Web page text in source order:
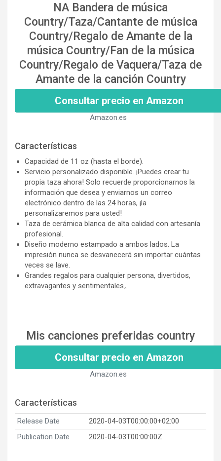
NA Bandera de música
Country/Taza/Cantante de música
Country/Regalo de Amante de la
música Country/Fan de la música
Country/Regalo de Vaquera/Taza de
Amante de la canción Country
Consultar precio en Amazon
Amazon.es
Características
Capacidad de 11 oz (hasta el borde).
Servicio personalizado disponible. ¡Puedes crear tu
propia taza ahora! Solo recuerde proporcionarnos la
información que desea y enviarnos un correo
electrónico dentro de las 24 horas, ¡la
personalizaremos para usted!
Taza de cerámica blanca de alta calidad con artesanía
profesional.
Diseño moderno estampado a ambos lados. La
impresión nunca se desvanecerá sin importar cuántas
veces se lave.
Grandes regalos para cualquier persona, divertidos,
extravagantes y sentimentales。
Mis canciones preferidas country
Consultar precio en Amazon
Amazon.es
Características
Release Date
2020-04-03T00:00:00+02:00
Publication Date
2020-04-03T00:00:00Z